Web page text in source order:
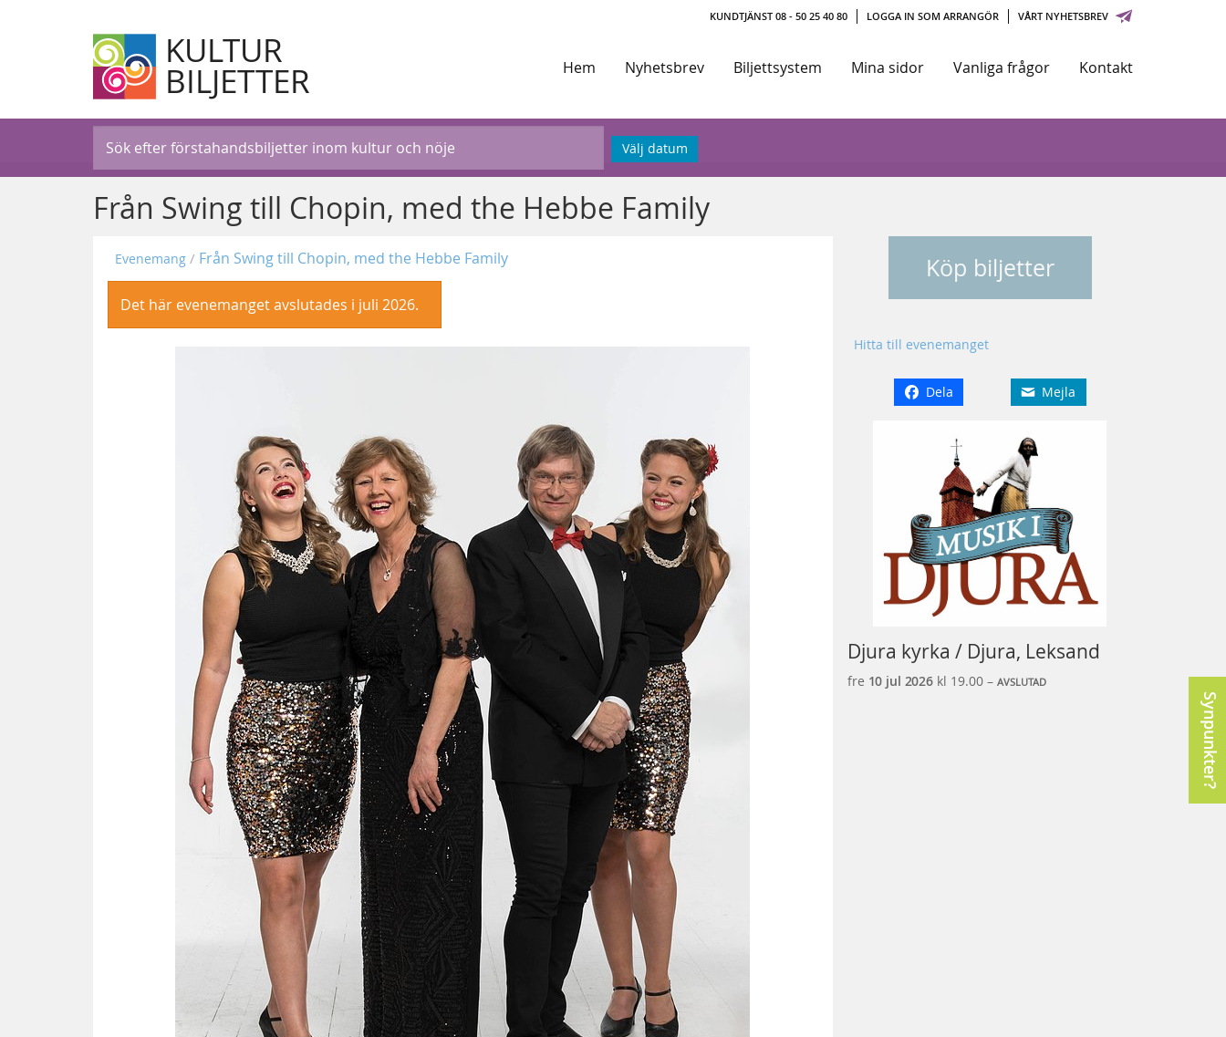
KUNDTJÄNST 08 - 50 25 40 80 LOGGA IN SOM ARRANGÖR VÅRT NYHETSBREV
KULTUR
BILJETTER Hem Nyhetsbrev Biljettsystem Mina sidor Vanliga frågor Kontakt
Välj datum
Från Swing till Chopin, med the Hebbe Family
Köp biljetter
Hitta till evenemanget
Dela Mejla
Djura kyrka / Djura, Leksand
fre 10 jul 2026kl 19.00 – AVSLUTAD
Evenemang Från Swing till Chopin, med the Hebbe Family
Det här evenemanget avslutades i juli 2026.
Synpunkter?